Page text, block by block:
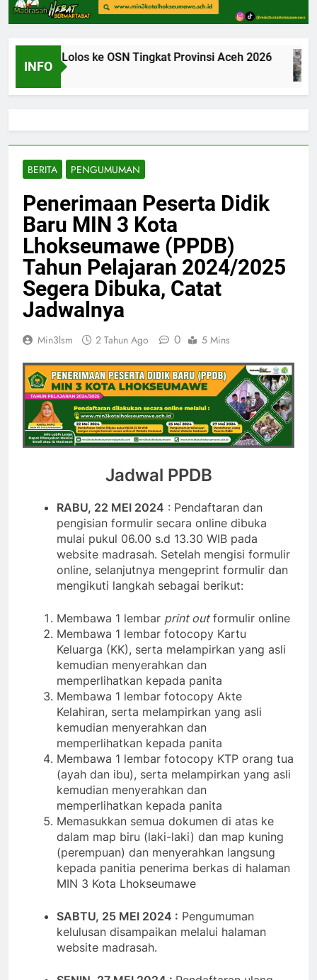
INFO
Lolos ke OSN Tingkat Provinsi Aceh 2026
BERITA PENGUMUMAN
Penerimaan Peserta Didik
Baru MIN 3 Kota
Lhokseumawe (PPDB)
Tahun Pelajaran 2024/2025
Segera Dibuka, Catat
Jadwalnya
Min3lsm 2 Tahun Ago 0 5 Mins
Jadwal PPDB
RABU, 22 MEI 2024 : Pendaftaran dan
pengisian formulir secara online dibuka
mulai pukul 06.00 s.d 13.30 WIB pada
website madrasah. Setelah mengisi formulir
online, selanjutnya mengeprint formulir dan
mengikuti langkah sebagai berikut:
Membawa 1 lembar print outformulir online
Membawa 1 lembar fotocopy Kartu
Keluarga (KK), serta melampirkan yang asli
kemudian menyerahkan dan
memperlihatkan kepada panita
Membawa 1 lembar fotocopy Akte
Kelahiran, serta melampirkan yang asli
kemudian menyerahkan dan
memperlihatkan kepada panita
Membawa 1 lembar fotocopy KTP orang tua
(ayah dan ibu), serta melampirkan yang asli
kemudian menyerahkan dan
memperlihatkan kepada panita
Memasukkan semua dokumen di atas ke
dalam map biru (laki-laki) dan map kuning
(perempuan) dan menyerahkan langsung
kepada panitia penerima berkas di halaman
MIN 3 Kota Lhokseumawe
SABTU, 25 MEI 2024 : Pengumuman
kelulusan disampaikan melalui halaman
website madrasah.